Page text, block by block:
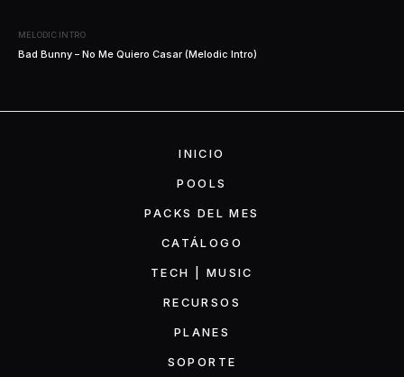
MELODIC INTRO
Bad Bunny – No Me Quiero Casar (Melodic Intro)
INICIO
POOLS
PACKS DEL MES
CATÁLOGO
TECH | MUSIC
RECURSOS
PLANES
SOPORTE